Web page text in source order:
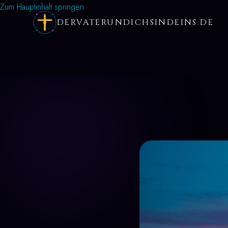
Zum Hauptinhalt springen
DERVATERUNDICHSINDEINS.DE